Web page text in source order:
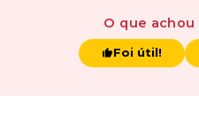
O que achou
Foi útil!